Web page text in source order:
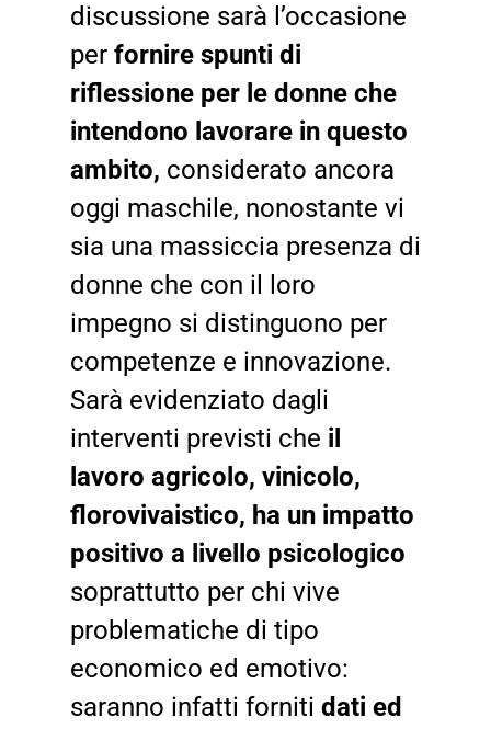
discussione sarà l’occasione
per fornire spunti di
riflessione per le donne che
intendono lavorare in questo
ambito, considerato ancora
oggi maschile, nonostante vi
sia una massiccia presenza di
donne che con il loro
impegno si distinguono per
competenze e innovazione.
Sarà evidenziato dagli
interventi previsti che il
lavoro agricolo, vinicolo,
florovivaistico, ha un impatto
positivo a livello psicologico
soprattutto per chi vive
problematiche di tipo
economico ed emotivo:
saranno infatti forniti dati ed